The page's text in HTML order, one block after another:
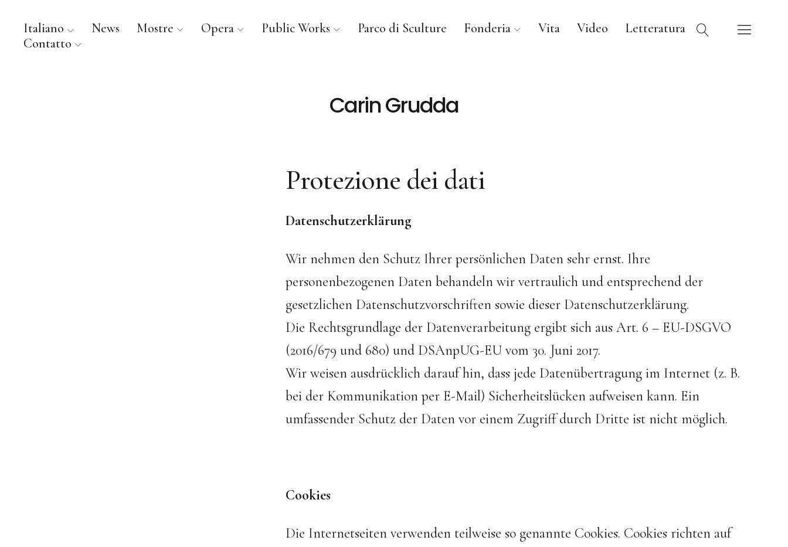
Italiano News Mostre Opera Public Works Parco di Sculture Fonderia Vita Video
Letteratura
Contatto
Carin Grudda
Protezione dei dati
Datenschutzerklärung
Wir nehmen den Schutz Ihrer persönlichen Daten sehr ernst. Ihre
personenbezogenen Daten behandeln wir vertraulich und entsprechend der
gesetzlichen Datenschutzvorschriften sowie dieser Datenschutzerklärung.
Die Rechtsgrundlage der Datenverarbeitung ergibt sich aus Art. 6 – EU-DSGVO
(2016/679 und 680) und DSAnpUG-EU vom 30. Juni 2017.
Wir weisen ausdrücklich darauf hin, dass jede Datenübertragung im Internet (z. B.
bei der Kommunikation per E-Mail) Sicherheitslücken aufweisen kann. Ein
umfassender Schutz der Daten vor einem Zugriff durch Dritte ist nicht möglich.
Cookies
Die Internetseiten verwenden teilweise so genannte Cookies. Cookies richten auf